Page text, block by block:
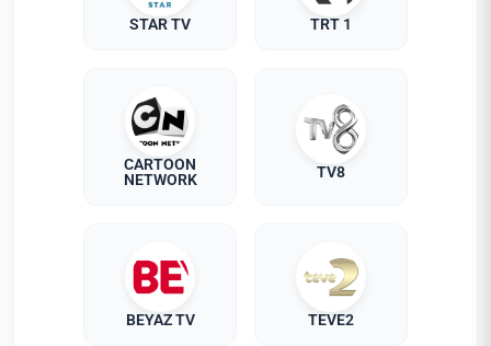
STAR TV TRT 1
CARTOON
NETWORK
TV8
BEYAZ TV TEVE2